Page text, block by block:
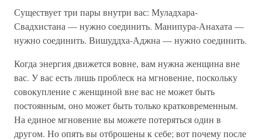
Существует три пары внутри вас: Муладхара-
Свадхистана — нужно соединить. Манипура-Анахата —
нужно соединить. Вишуддха-Аджна — нужно соединить.
Когда энергия движется вовне, вам нужна женщина вне
вас. У вас есть лишь проблеск на мгновение, поскольку
совокупление с женщиной вне вас не может быть
постоянным, оно может быть только кратковременным.
На единое мгновение вы можете потеряться один в
другом. Но опять вы отброшены к себе; вот почему после